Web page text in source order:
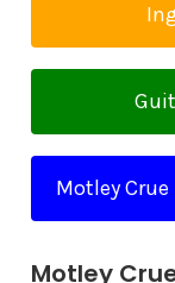
Motley Crue
Motley Crue